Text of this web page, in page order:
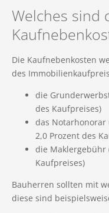
Welches sind
Die Kaufnebenkosten
des
die
des Kaufpreises)
das Notarhonorar
2,0 Prozent des
die Maklergebühr
Kaufpreises)
Bauherren sollten mit
diese sind